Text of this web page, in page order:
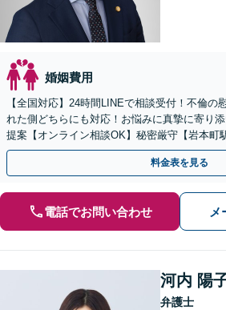
婚姻費用
【全国対応】24時間LINEで相談受付！不倫の
れた側どちらにも対応！お悩みに真摯に寄り
提案【オンライン相談OK】秘密厳守【岩本町
料金表を見る
電話でお問い合わせ メ
河内 陽
弁護士